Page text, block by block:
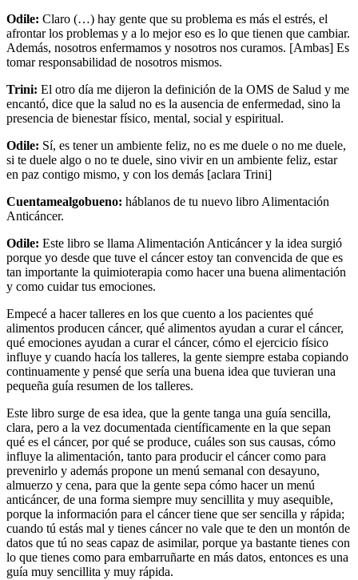
Odile: Claro (…) hay gente que su problema es más el estrés, el
afrontar los problemas y a lo mejor eso es lo que tienen que cambiar.
Además, nosotros enfermamos y nosotros nos curamos. [Ambas] Es
tomar responsabilidad de nosotros mismos.
Trini: El otro día me dijeron la definición de la OMS de Salud y me
encantó, dice que la salud no es la ausencia de enfermedad, sino la
presencia de bienestar físico, mental, social y espiritual.
Odile: Sí, es tener un ambiente feliz, no es me duele o no me duele,
si te duele algo o no te duele, sino vivir en un ambiente feliz, estar
en paz contigo mismo, y con los demás [aclara Trini]
Cuentamealgobueno: háblanos de tu nuevo libro Alimentación
Anticáncer.
Odile: Este libro se llama Alimentación Anticáncer y la idea surgió
porque yo desde que tuve el cáncer estoy tan convencida de que es
tan importante la quimioterapia como hacer una buena alimentación
y como cuidar tus emociones.
Empecé a hacer talleres en los que cuento a los pacientes qué
alimentos producen cáncer, qué alimentos ayudan a curar el cáncer,
qué emociones ayudan a curar el cáncer, cómo el ejercicio físico
influye y cuando hacía los talleres, la gente siempre estaba copiando
continuamente y pensé que sería una buena idea que tuvieran una
pequeña guía resumen de los talleres.
Este libro surge de esa idea, que la gente tanga una guía sencilla,
clara, pero a la vez documentada científicamente en la que sepan
qué es el cáncer, por qué se produce, cuáles son sus causas, cómo
influye la alimentación, tanto para producir el cáncer como para
prevenirlo y además propone un menú semanal con desayuno,
almuerzo y cena, para que la gente sepa cómo hacer un menú
anticáncer, de una forma siempre muy sencillita y muy asequible,
porque la información para el cáncer tiene que ser sencilla y rápida;
cuando tú estás mal y tienes cáncer no vale que te den un montón de
datos que tú no seas capaz de asimilar, porque ya bastante tienes con
lo que tienes como para embarruñarte en más datos, entonces es una
guía muy sencillita y muy rápida.